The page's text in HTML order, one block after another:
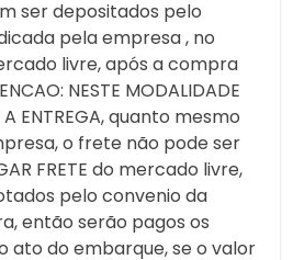
ser depositados pelo
pela empresa , no
livre, após a compra
NESTE MODALIDADE
A ENTREGA, quanto mesmo
o frete não pode ser
FRETE do mercado livre,
pelo convenio da
então serão pagos os
ato do embarque, se o valor